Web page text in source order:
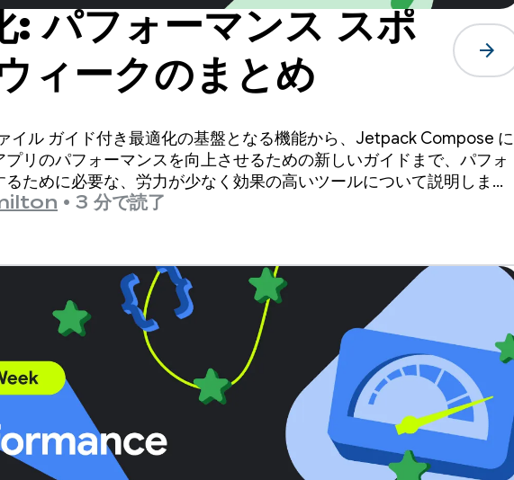
: パフォーマンス スポ
ィークのまとめ
arrow_forward
イル ガイド付き最適化の基盤となる機能から、Jetpack Compose に
リのパフォーマンスを向上させるための新しいガイドまで、パフォ
ために必要な、労力が少なく効果の高いツールについて説明しま
• 3 分で読了